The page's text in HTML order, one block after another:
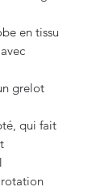
en tissu
grelot
qui fait